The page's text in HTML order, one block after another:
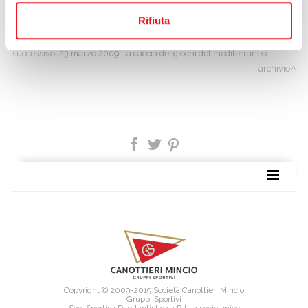
Rifiuta
09 maggio 2009 - giochi del mediterraneo: bottoli ce l'ha
fatta!
successivo:23 marzo 2009 - a caccia dei giochi del mediterraneo
archivio
Copyright © 2009-2019 Società Canottieri Mincio
Gruppi Sportivi